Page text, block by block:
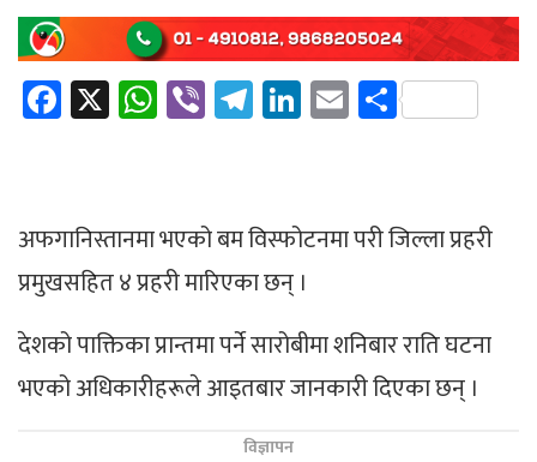
Facebook
X WhatsApp
ViberTelegram
LinkedIn
EmailShare
अफगानिस्तानमा भएको बम विस्फोटनमा परी जिल्ला प्रहरी
प्रमुखसहित ४ प्रहरी मारिएका छन् ।
देशको पाक्तिका प्रान्तमा पर्ने सारोबीमा शनिबार राति घटना
भएको अधिकारीहरूले आइतबार जानकारी दिएका छन् ।
विज्ञापन